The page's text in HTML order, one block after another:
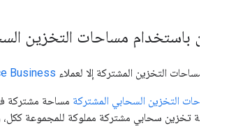
التعاون باستخدام مساحات التخزين
لا تتوفّر مساحات التخزين المشتركة إلا لعملاء Business
مساحات التخزين السحابي المشتركة
في مساحة تخزين سحابي مشتركة مملوكة للمجموعة ككل،